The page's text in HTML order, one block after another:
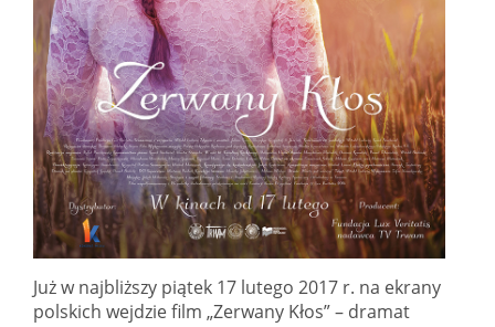
Już w najbliższy piątek 17 lutego 2017 r. na ekrany
polskich wejdzie film „Zerwany Kłos” – dramat